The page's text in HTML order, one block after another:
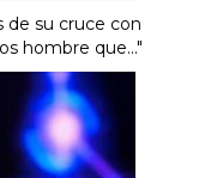
de su cruce con
hombre que..."